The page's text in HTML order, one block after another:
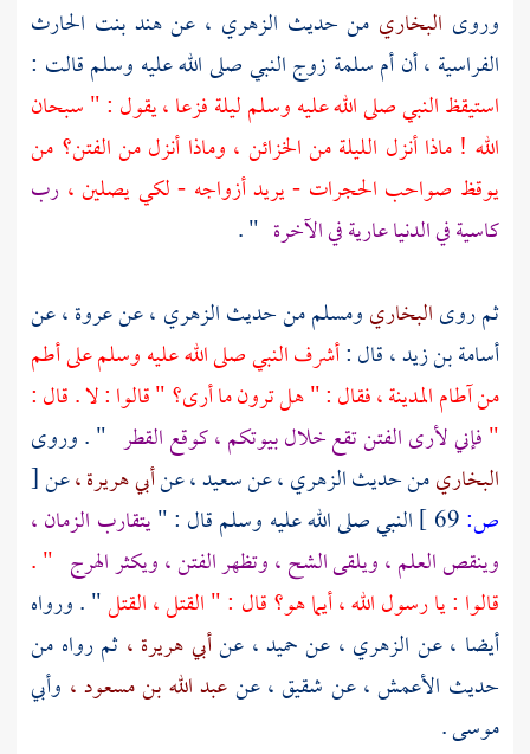
وروى البخاري من حديث الزهري ، عنهند بنت الحارث
الفراسية ،أنأم سلمةزوج النبي صلى الله عليه وسلم قالت :
استيقظ النبي صلى الله عليه وسلم ليلة فزعا ، يقول : " سبحان
الله ! ماذا أنزل الليلة من الخزائن ، وماذا أنزل من الفتن؟ من
يوقظ صواحب الحجرات - يريد أزواجه - لكي يصلين ، رب
كاسية في الدنيا عارية في الآخرة " .
ثم روىالبخاريومسلممن حديثالزهري ،عنعروة ،عن
أسامة بن زيد ،قال :أشرف النبي صلى الله عليه وسلم على أطم
من آطامالمدينة ،فقال : " هل ترون ما أرى؟ " قالوا : لا . قال :
"فإني لأرى الفتن تقع خلال بيوتكم ، كوقع القطر " . وروى
البخاريمن حديثالزهري ،عنسعيد ،عنأبي هريرة ،عن[
ص:
النبي صلى الله عليه وسلم قال : "يتقارب الزمان ،
وينقص العلم ، ويلقى الشح ، وتظهر الفتن ، ويكثر الهرج " .
قالوا : يا رسول الله ، أيما هو؟ قال : " القتل ، القتل" . ورواه
أيضا ، عن الزهري ، عنحميد ، عنأبي هريرة ، ثم رواه من
حديث الأعمش ،عن شقيق ،عنعبد الله بن مسعود ، وأبي
موسى.